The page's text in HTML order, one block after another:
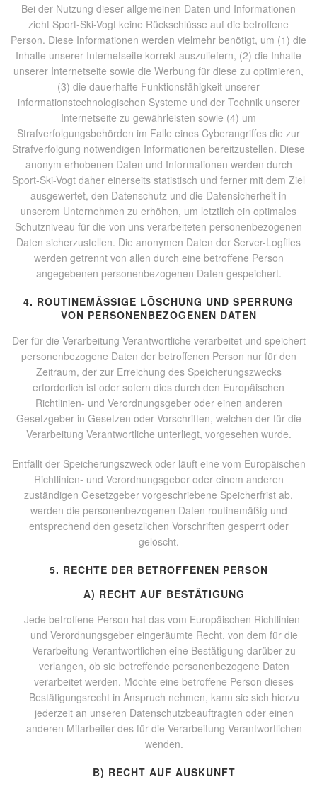
Bei der Nutzung dieser allgemeinen Daten und Informationen
zieht Sport-Ski-Vogt keine Rückschlüsse auf die betroffene
Person. Diese Informationen werden vielmehr benötigt, um (1) die
Inhalte unserer Internetseite korrekt auszuliefern, (2) die Inhalte
unserer Internetseite sowie die Werbung für diese zu optimieren,
(3) die dauerhafte Funktionsfähigkeit unserer
informationstechnologischen Systeme und der Technik unserer
Internetseite zu gewährleisten sowie (4) um
Strafverfolgungsbehörden im Falle eines Cyberangriffes die zur
Strafverfolgung notwendigen Informationen bereitzustellen. Diese
anonym erhobenen Daten und Informationen werden durch
Sport-Ski-Vogt daher einerseits statistisch und ferner mit dem Ziel
ausgewertet, den Datenschutz und die Datensicherheit in
unserem Unternehmen zu erhöhen, um letztlich ein optimales
Schutzniveau für die von uns verarbeiteten personenbezogenen
Daten sicherzustellen. Die anonymen Daten der Server-Logfiles
werden getrennt von allen durch eine betroffene Person
angegebenen personenbezogenen Daten gespeichert.
4. ROUTINEMÄSSIGE LÖSCHUNG UND SPERRUNG V
ON PERSONENBEZOGENEN DATEN
Der für die Verarbeitung Verantwortliche verarbeitet und speichert
personenbezogene Daten der betroffenen Person nur für den
Zeitraum, der zur Erreichung des Speicherungszwecks
erforderlich ist oder sofern dies durch den Europäischen
Richtlinien- und Verordnungsgeber oder einen anderen
Gesetzgeber in Gesetzen oder Vorschriften, welchen der für die
Verarbeitung Verantwortliche unterliegt, vorgesehen wurde.
Entfällt der Speicherungszweck oder läuft eine vom Europäischen
Richtlinien- und Verordnungsgeber oder einem anderen
zuständigen Gesetzgeber vorgeschriebene Speicherfrist ab,
werden die personenbezogenen Daten routinemäßig und
entsprechend den gesetzlichen Vorschriften gesperrt oder
gelöscht.
5. RECHTE DER BETROFFENEN PERSON
A) RECHT AUF BESTÄTIGUNG
Jede betroffene Person hat das vom Europäischen Richtlinien-
und Verordnungsgeber eingeräumte Recht, von dem für die
Verarbeitung Verantwortlichen eine Bestätigung darüber zu
verlangen, ob sie betreffende personenbezogene Daten
verarbeitet werden. Möchte eine betroffene Person dieses
Bestätigungsrecht in Anspruch nehmen, kann sie sich hierzu
jederzeit an unseren Datenschutzbeauftragten oder einen
anderen Mitarbeiter des für die Verarbeitung Verantwortlichen
wenden.
B) RECHT AUF AUSKUNFT